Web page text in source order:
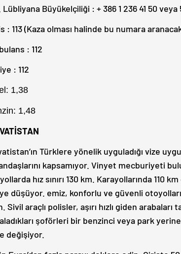
Lübliyana Büyükelçiliği : + 386 1 236 41 50 veya
: 113 (Kaza olması halinde bu numara
: 112
: 112
1,38
1,48
Türklere yönelik uyguladığı vize
kapsamıyor. Vinyet mecburiyeti
hız sınırı 130 km. Karayollarında 110
düşüyor. emiz, konforlu ve güvenli
Sivil araçlı polisler, aşırı hızlı giden
şoförleri bir benzinci veya park
değişiyor.